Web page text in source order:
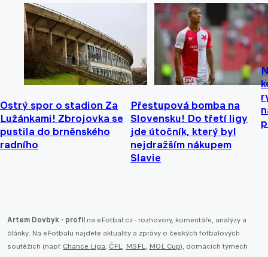
Ostrý spor o stadion Za
Lužánkami! Zbrojovka se
pustila do brněnského
radního
Přestupová bomba na
Slovensku! Do třetí ligy
jde útočník, který byl
nejdražším nákupem
Slavie
Artem Dovbyk - profil na eFotbal.cz - rozhovory, komentáře, analýzy a
články. Na eFotbalu najdete aktuality a zprávy o českých fotbalových
soutěžích (např. Chance Liga, ČFL, MSFL, MOL Cup), domácích týmech